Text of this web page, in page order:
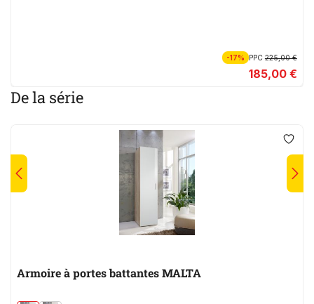
-17% PPC225,00 €
185,00 €
De la série
Armoire à portes battantes MALTA